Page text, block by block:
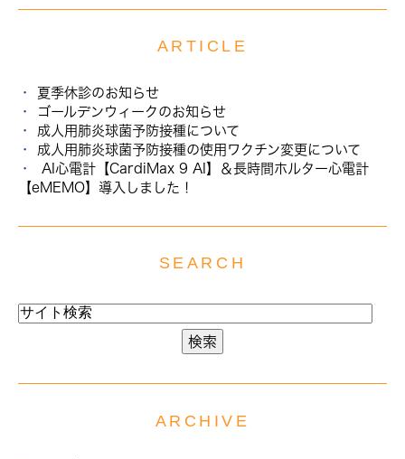
ARTICLE
夏季休診のお知らせ
ゴールデンウィークのお知らせ
成人用肺炎球菌予防接種について
成人用肺炎球菌予防接種の使用ワクチン変更について
AI心電計【CardiMax 9 AI】＆長時間ホルター心電計
【eMEMO】導入しました！
SEARCH
ARCHIVE